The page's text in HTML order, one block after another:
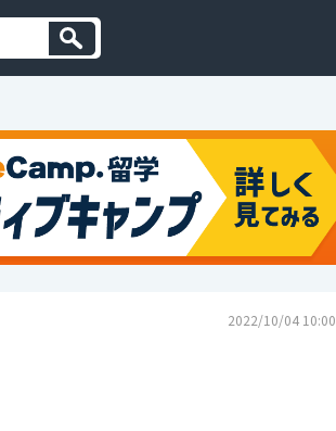
2022/10/04 10:00